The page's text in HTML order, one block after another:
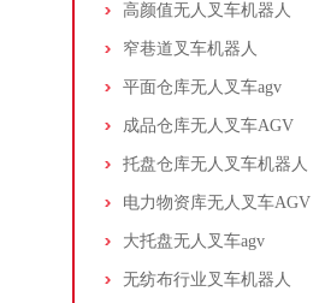
高颜值无人叉车机器人
窄巷道叉车机器人
平面仓库无人叉车agv
成品仓库无人叉车AGV
托盘仓库无人叉车机器人
电力物资库无人叉车AGV
大托盘无人叉车agv
无纺布行业叉车机器人